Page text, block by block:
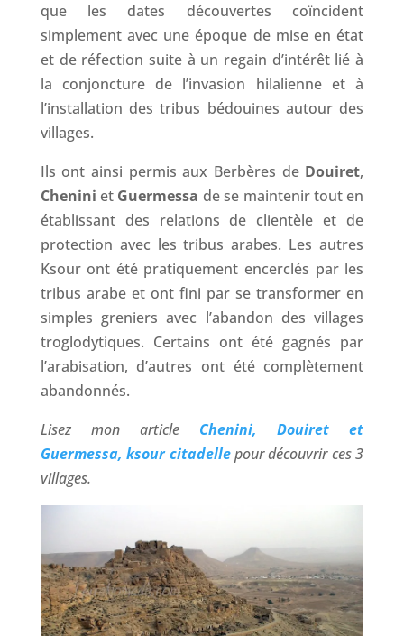
que les dates découvertes coïncident
simplement avec une époque de mise en état
et de réfection suite à un regain d’intérêt lié à
la conjoncture de l’invasion hilalienne et à
l’installation des tribus bédouines autour des
villages.
Ils ont ainsi permis aux Berbères de Douiret,
Chenini et Guermessa de se maintenir tout en
établissant des relations de clientèle et de
protection avec les tribus arabes. Les autres
Ksour ont été pratiquement encerclés par les
tribus arabe et ont fini par se transformer en
simples greniers avec l’abandon des villages
troglodytiques. Certains ont été gagnés par
l’arabisation, d’autres ont été complètement
abandonnés.
Lisez mon article Chenini, Douiret et
Guermessa, ksour citadellepour découvrir ces 3
villages.